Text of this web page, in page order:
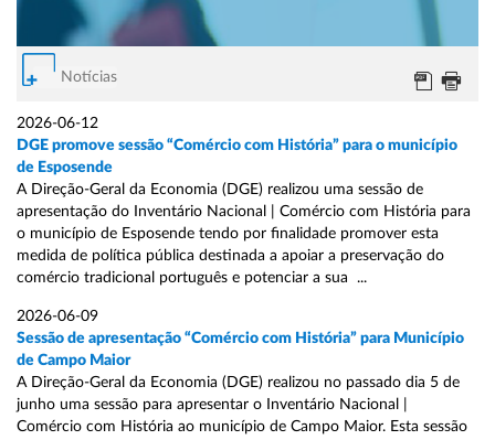
Notícias
2026-06-12
DGE promove sessão “Comércio com História” para o município
de Esposende
A Direção-Geral da Economia (DGE) realizou uma sessão de
apresentação do Inventário Nacional | Comércio com História para
o município de Esposende tendo por finalidade promover esta
medida de política pública destinada a apoiar a preservação do
comércio tradicional português e potenciar a sua ...
2026-06-09
Sessão de apresentação “Comércio com História” para Município
de Campo Maior
A Direção-Geral da Economia (DGE) realizou no passado dia 5 de
junho uma sessão para apresentar o Inventário Nacional |
Comércio com História ao município de Campo Maior. Esta sessão